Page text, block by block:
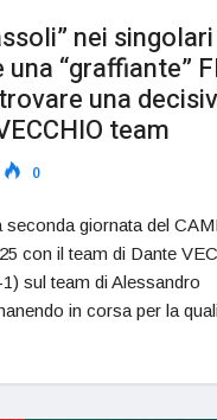
nei
una “graffiante”
una
team
0
seconda giornata del
con il team di Dante
sul team di Alessandro
in corsa per la